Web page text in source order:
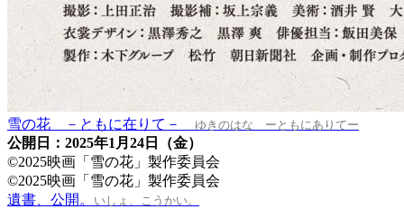
雪の花 －ともに在りて－ ゆきのはな ーともにありてー
公開日：2025年1月24日（金）
©2025映画「雪の花」製作委員会
©2025映画「雪の花」製作委員会
遺書、公開。
いしょ、こうかい。